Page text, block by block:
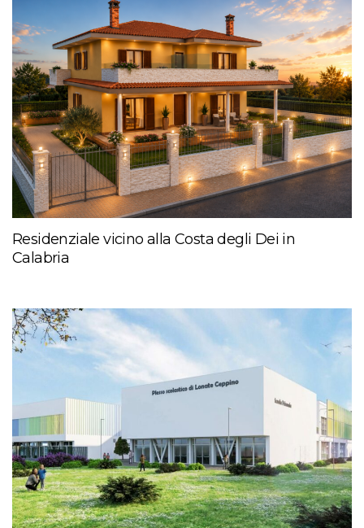
Residenziale vicino alla Costa degli Dei in
Calabria